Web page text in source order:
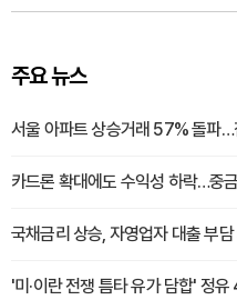
주요 뉴스
서울 아파트 상승거래 57% 돌파…
카드론 확대에도 수익성 하락…중
국채금리 상승, 자영업자 대출 부
'미·이란 전쟁 틈타 유가 담합' 정